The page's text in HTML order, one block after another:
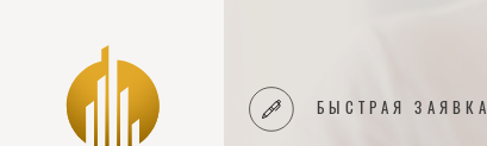
БЫСТРАЯ ЗАЯВКА